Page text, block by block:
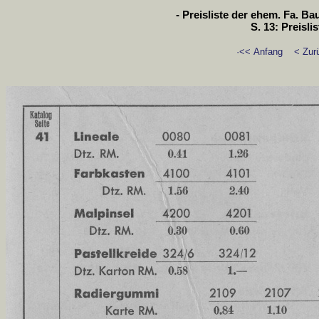
- Preisliste der ehem. Fa.
S. 13:
·<< Anfang <